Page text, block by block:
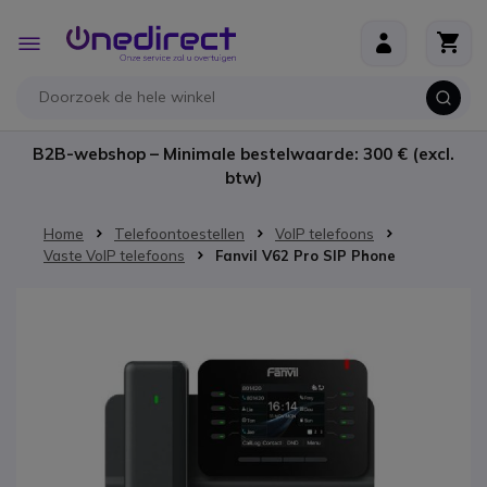
Toggle
Nav
B2B-webshop – Minimale bestelwaarde: 300 € (excl.
btw)
Home Telefoontoestellen
VoIP telefoons
Vaste VoIP telefoons
Fanvil V62 Pro SIP Phone